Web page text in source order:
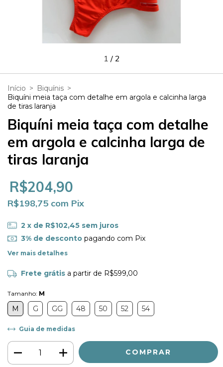
1 / 2
Início > Biquínis >
Biquíni meia taça com detalhe em argola e calcinha larga
de tiras laranja
Biquíni meia taça com detalhe
em argola e calcinha larga de
tiras laranja
R$204,90
R$198,75 com Pix
2 x de R$102,45 sem juros
3% de descontopagando com Pix
Ver mais detalhes
Frete grátis a partir de R$599,00
Tamanho: M
M G GG 48 50 52 54
Guia de medidas